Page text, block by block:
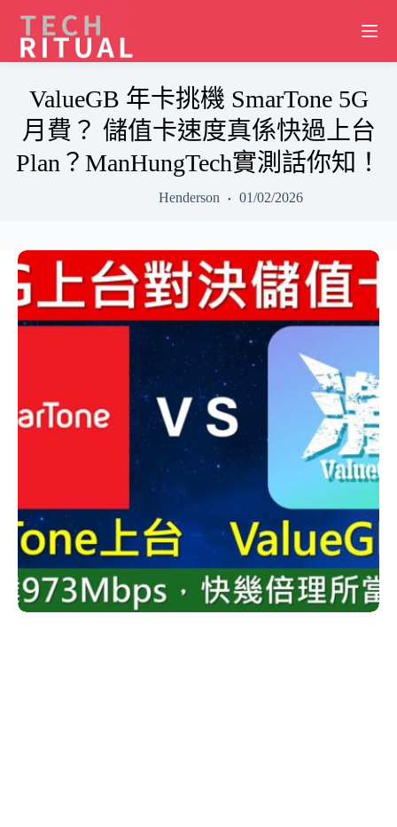
content
ValueGB 年卡挑機 SmarTone 5G
月費？ 儲值卡速度真係快過上台
Plan？ManHungTech實測話你知！
Henderson 01/02/2026